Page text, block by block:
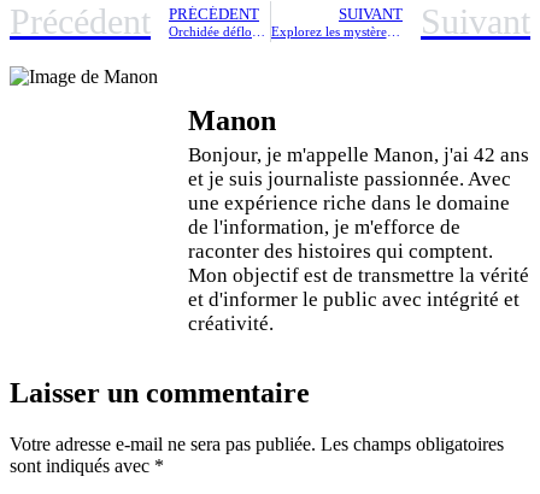
Précédent PRÉCÉDENT SUIVANT
Explorez les mystères du sarcophage de la Basilique Saint-Denis lors des Journées de l’Archéologie Suivant
Manon
Bonjour, je m'appelle Manon, j'ai 42 ans
et je suis journaliste passionnée. Avec
une expérience riche dans le domaine
de l'information, je m'efforce de
raconter des histoires qui comptent.
Mon objectif est de transmettre la vérité
et d'informer le public avec intégrité et
créativité.
Laisser un commentaire
Votre adresse e-mail ne sera pas publiée. Les champs obligatoires
sont indiqués avec *